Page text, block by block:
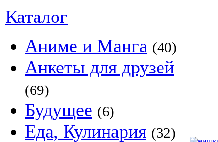
Каталог
Аниме и Манга (40)
Анкеты для друзей
(69)
Будущее (6)
Еда, Кулинария (32)